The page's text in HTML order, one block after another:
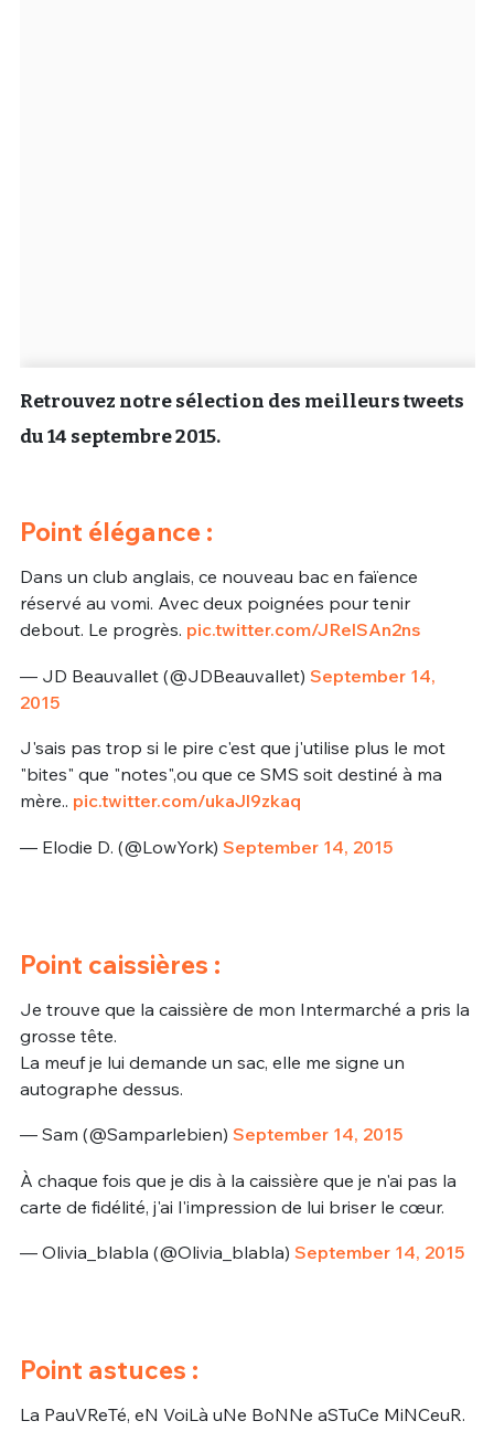
Retrouvez notre sélection des meilleurs tweets
du 14 septembre 2015.
Point élégance :
Dans un club anglais, ce nouveau bac en faïence
réservé au vomi. Avec deux poignées pour tenir
debout. Le progrès. pic.twitter.com/JRelSAn2ns
— JD Beauvallet (@JDBeauvallet) September 14,
2015
J'sais pas trop si le pire c'est que j'utilise plus le mot
"bites" que "notes",ou que ce SMS soit destiné à ma
mère.. pic.twitter.com/ukaJl9zkaq
— Elodie D. (@LowYork) September 14, 2015
Point caissières :
Je trouve que la caissière de mon Intermarché a pris la
grosse tête.
La meuf je lui demande un sac, elle me signe un
autographe dessus.
— Sam (@Samparlebien) September 14, 2015
À chaque fois que je dis à la caissière que je n'ai pas la
carte de fidélité, j'ai l'impression de lui briser le cœur.
— Olivia_blabla (@Olivia_blabla) September 14, 2015
Point astuces :
La PauVReTé, eN VoiLà uNe BoNNe aSTuCe MiNCeuR.